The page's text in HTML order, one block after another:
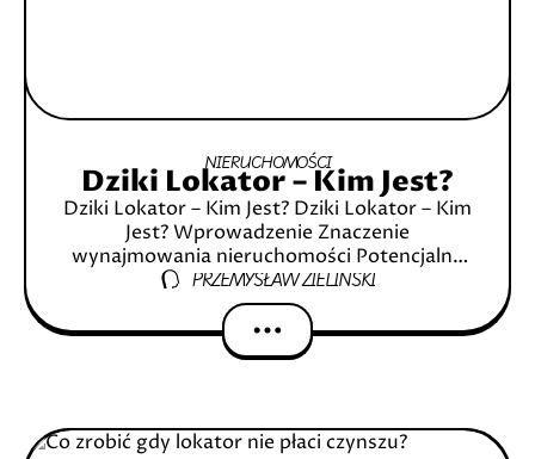
NIERUCHOMOŚCI
Dziki Lokator – Kim Jest?
Dziki Lokator – Kim Jest? Dziki Lokator – Kim
Jest? Wprowadzenie Znaczenie
wynajmowania nieruchomości Potencjalne
ryzyka związane z dzikimi lokatorami Dziki
Lokator – Kim Jest? Definicja dzikiego
lokatora Typy dzikich
PRZEMYSŁAW ZIELIŃSKI